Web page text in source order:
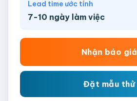
Lead time ước tính
7-10 ngày làm việc
Nhận báo giá
Đặt mẫu thử